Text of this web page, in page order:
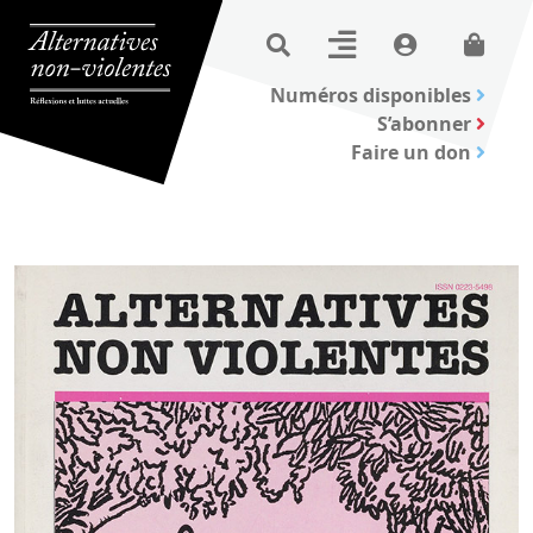
Numéros disponibles
S’abonner
Faire un don